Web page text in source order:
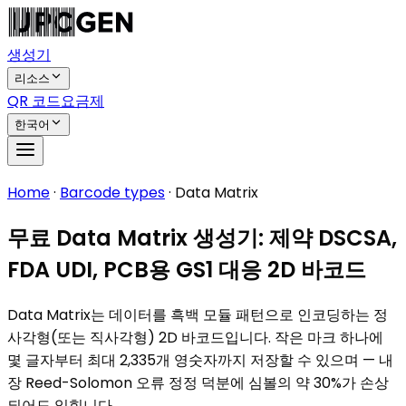
생성기
리소스
QR 코드요금제
한국어
Home· Barcode types· Data Matrix
무료 Data Matrix 생성기: 제약 DSCSA,
FDA UDI, PCB용 GS1 대응 2D 바코드
Data Matrix는 데이터를 흑백 모듈 패턴으로 인코딩하는 정
사각형(또는 직사각형) 2D 바코드입니다. 작은 마크 하나에
몇 글자부터 최대 2,335개 영숫자까지 저장할 수 있으며 — 내
장 Reed-Solomon 오류 정정 덕분에 심볼의 약 30%가 손상